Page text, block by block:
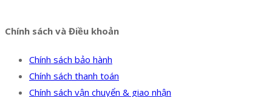
Chính sách và Điều khoản
Chính sách bảo hành
Chính sách thanh toán
Chính sách vận chuyển & giao nhận